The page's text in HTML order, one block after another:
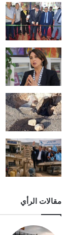
مقالات الرأي